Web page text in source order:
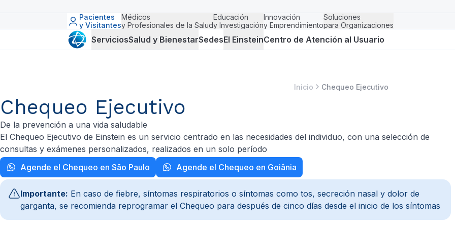
Pacientes
y Visitantes
Médicos
y Profesionales de la Salud
Educación
y Investigación
Innovación
y Emprendimiento
Soluciones
para Organizaciones
ServiciosSalud y BienestarSedesEl EinsteinCentro de Atención al Usuario
Inicio Chequeo Ejecutivo
Chequeo Ejecutivo
De la prevención a una vida saludable
El Chequeo Ejecutivo de Einstein es un servicio centrado en las necesidades del individuo, con una selección de
consultas y exámenes personalizados, realizados en un solo período
Agende el Chequeo en São Paulo
Agende el Chequeo en Goiânia
Importante: En caso de fiebre, síntomas respiratorios o síntomas como tos, secreción nasal y dolor de
garganta, se recomienda reprogramar el Chequeo para después de cinco días desde el inicio de los síntomas